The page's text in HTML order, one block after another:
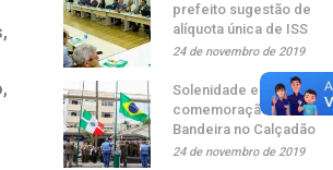
prefeito sugestão de
alíquota única de ISS
24 de novembro de 2019
Solenidade em
comemoração ao Dia da
Bandeira no Calçadão
24 de novembro de 2019